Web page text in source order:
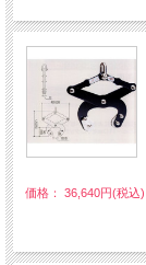
価格： 36,640円(税込)